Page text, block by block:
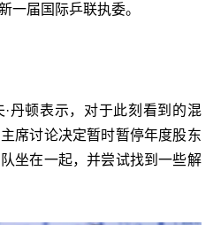
一届国际乒联执委。
丹顿表示，对于此刻看到的混
席讨论决定暂时暂停年度股东
坐在一起，并尝试找到一些解